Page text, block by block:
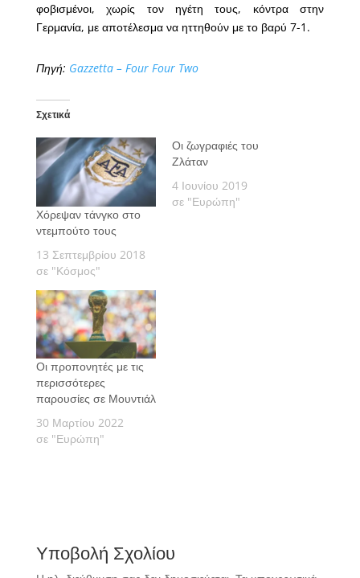
φοβισμένοι, χωρίς τον ηγέτη τους, κόντρα στην
Γερμανία, με αποτέλεσμα να ηττηθούν με το βαρύ 7-1.
Πηγή: Gazzetta – Four Four Two
Σχετικά
Χόρεψαν τάνγκο στο
ντεμπούτο τους
13 Σεπτεμβρίου 2018
σε "Κόσμος"
Οι ζωγραφιές του
Ζλάταν
4 Ιουνίου 2019
σε "Ευρώπη"
Οι προπονητές με τις
περισσότερες
παρουσίες σε Μουντιάλ
30 Μαρτίου 2022
σε "Ευρώπη"
Υποβολή Σχολίου